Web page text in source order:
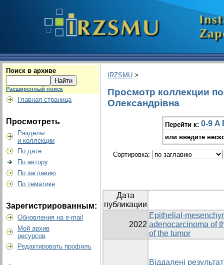
Поиск в архиве
Расширенный поиск
Главная страница
Просмотреть
Разделы
и коллекции
По дате
По автору
По заглавию
По тематике
Зарегистрированным:
Обновления на e-mail
Мой архив
ресурсов
Редактировать профиль
IRZSMU >
Просмотр коллекции
Олександрівна
Перейти к: 0-9 A
или введите
Сортировка:
Дата
публикации
2022
Epithelial-
adenocarcinoma of
of the tumor
Віддалені